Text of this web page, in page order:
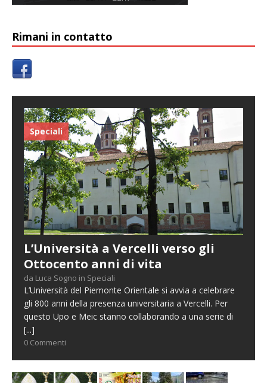
Rimani in contatto
Speciali
L’Università a Vercelli verso gli
Ottocento anni di vita
da Luca Sogno in Speciali
L’Università del Piemonte Orientale si avvia a celebrare
gli 800 anni della presenza universitaria a Vercelli. Per
questo Upo e Meic stanno collaborando a una serie di
[...]
0 Commenti